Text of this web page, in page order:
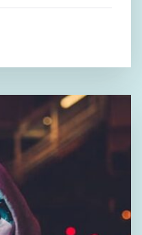
est vide.
cn23_format :